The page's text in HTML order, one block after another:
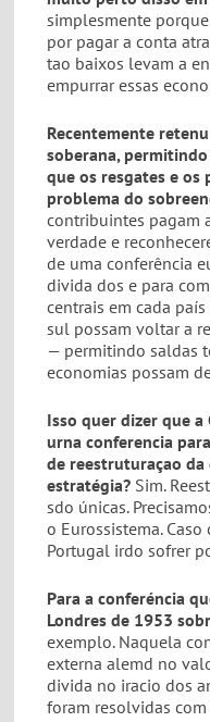
simplesmente
por pagar a conta
tao baixos levam a
empurrar essas
Recentemente
soberana,
que os resgates e
problema do
contribuintes pagam
verdade e
de uma conferência
divida dos e para
centrais em cada
sul possam voltar a
— permitindo saldas
economias possam
Isso quer dizer que
urna conferencia
de reestruturaçao da
estratégia? Sim.
sdo únicas.
o Eurossistema.
Portugal irdo sofrer
Para a conferéncia
Londres de 1953
exemplo. Naquela
externa alemd no
divida no iracio dos
foram resolvidas